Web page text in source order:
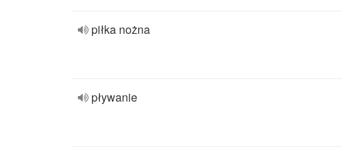
piłka nożna
pływanie